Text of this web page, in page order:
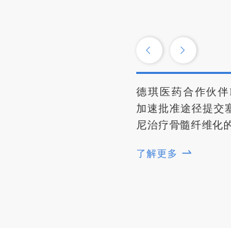
德琪医药合作伙
加速批准途径提交
尼治疗骨髓纤维化
了解更多